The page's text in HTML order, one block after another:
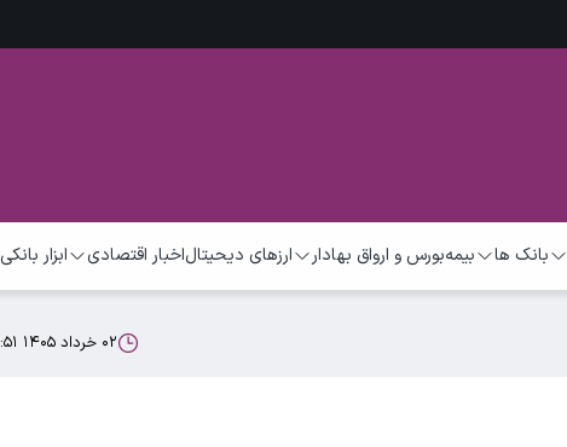
بانک ها بیمهبورس و ارواق بهادار ارزهای دیحیتالاخبار اقتصادی ابزار بانکی
۰۲ خرداد ۱۴۰۵ ۲۳:۵۱